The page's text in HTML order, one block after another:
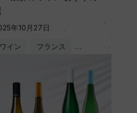
年10月27日
ワイン フランス …